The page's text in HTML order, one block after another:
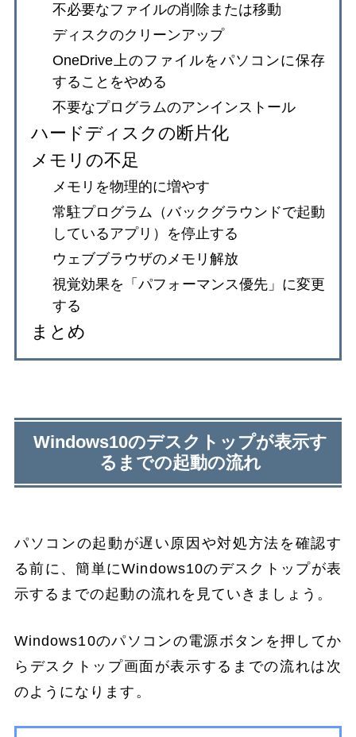
不必要なファイルの削除または移動
ディスクのクリーンアップ
OneDrive上のファイルをパソコンに保存
することをやめる
不要なプログラムのアンインストール
ハードディスクの断片化
メモリの不足
メモリを物理的に増やす
常駐プログラム（バックグラウンドで起動
しているアプリ）を停止する
ウェブブラウザのメモリ解放
視覚効果を「パフォーマンス優先」に変更
する
まとめ
Windows10のデスクトップが表示す
るまでの起動の流れ
パソコンの起動が遅い原因や対処方法を確認す
る前に、簡単にWindows10のデスクトップが表
示するまでの起動の流れを見ていきましょう。
Windows10のパソコンの電源ボタンを押してか
らデスクトップ画面が表示するまでの流れは次
のようになります。